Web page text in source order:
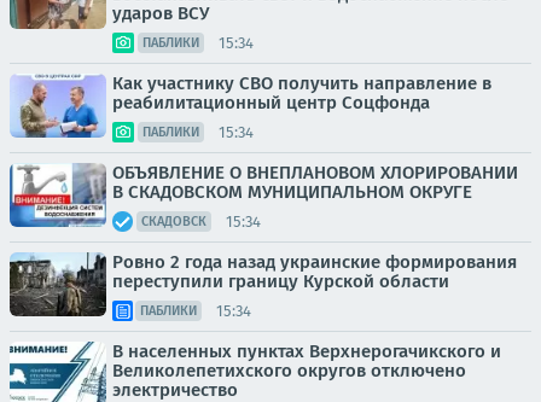
ударов ВСУ
ПАБЛИКИ 15:34
Как участнику СВО получить направление в
реабилитационный центр Соцфонда
ПАБЛИКИ 15:34
ОБЪЯВЛЕНИЕ О ВНЕПЛАНОВОМ ХЛОРИРОВАНИИ
В СКАДОВСКОМ МУНИЦИПАЛЬНОМ ОКРУГЕ
СКАДОВСК 15:34
Ровно 2 года назад украинские формирования
переступили границу Курской области
ПАБЛИКИ 15:34
В населенных пунктах Верхнерогачикского и
Великолепетихского округов отключено
электричество